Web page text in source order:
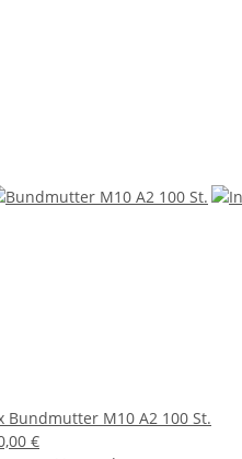
Bundmutter M10 A2 100 St.
€